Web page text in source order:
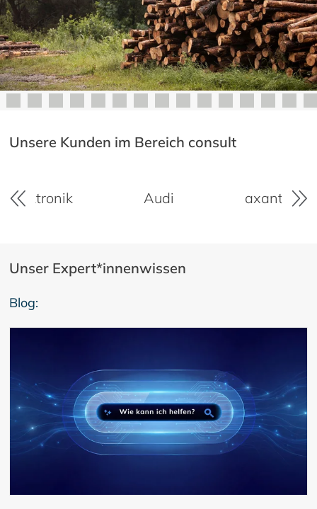
Unsere Kunden im Bereich consult
Audi axantis AG
Unser Expert*innenwissen
Blog: